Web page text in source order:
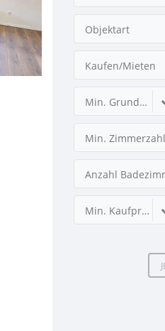
Objektart
Kaufen/Mieten
Min. Grundstücksfläche
Min. Zimmerzahl
Anzahl
Min. Kaufpreis